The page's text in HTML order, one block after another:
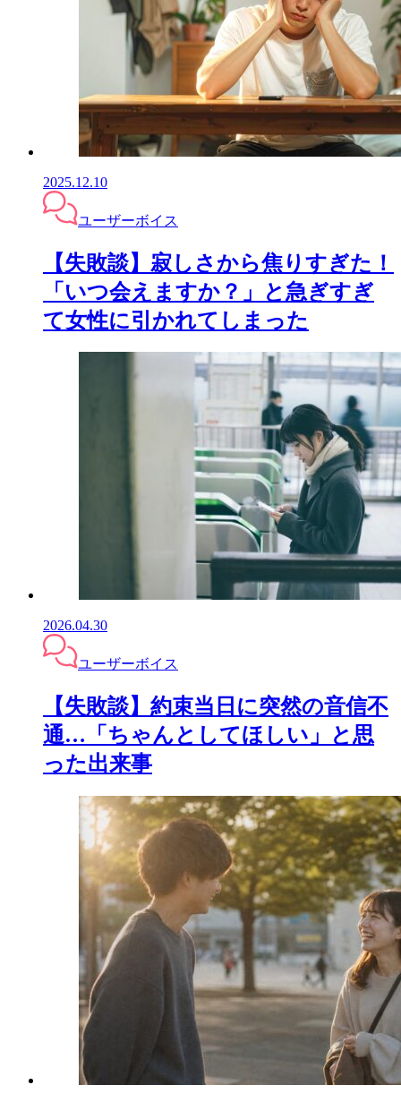
2025.12.10
ユーザーボイス
【失敗談】寂しさから焦りすぎた！
「いつ会えますか？」と急ぎすぎ
て女性に引かれてしまった
2026.04.30
ユーザーボイス
【失敗談】約束当日に突然の音信不
通…「ちゃんとしてほしい」と思
った出来事